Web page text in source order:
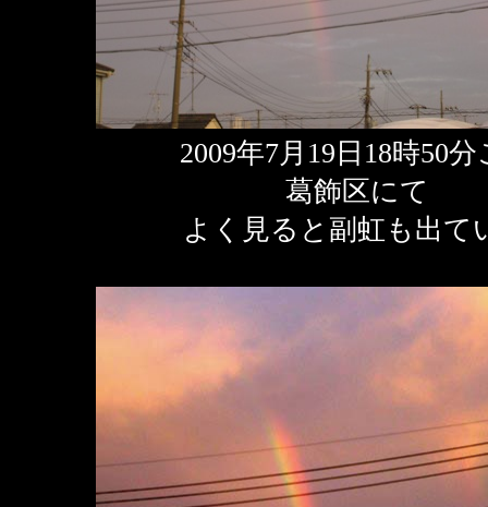
2009年7月19日18時50分
葛飾区にて
よく見ると副虹も出て